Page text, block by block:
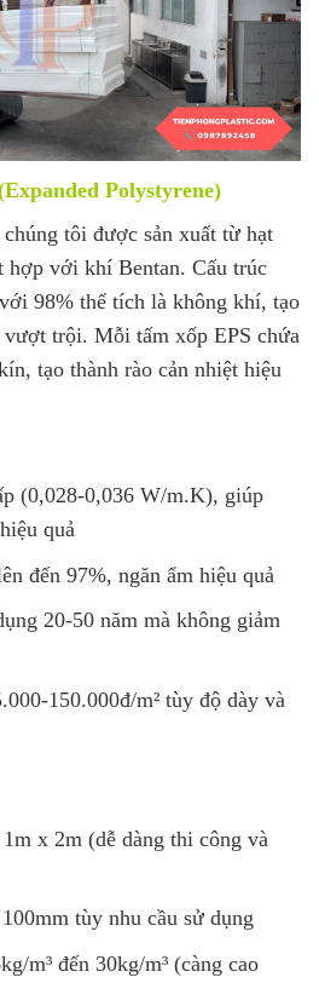
Polystyrene)
tôi được sản xuất từ hạt
hợp với khí Bentan. Cấu trúc
98% thể tích là không khí, tạo
vượt trội. Mỗi tấm xốp EPS chứa
tạo thành rào cản nhiệt hiệu
(0,028-0,036 W/m.K), giúp
quả
đến 97%, ngăn ẩm hiệu quả
20-50 năm mà không giảm
150.000đ/m² tùy độ dày và
x 2m (dễ dàng thi công và
tùy nhu cầu sử dụng
m³ đến 30kg/m³ (càng cao